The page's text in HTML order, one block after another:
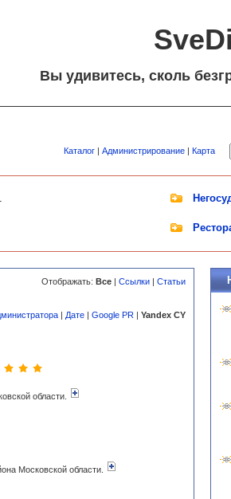
Вы удивитесь, сколь
Каталог | Администрирование | Карта
Отображать: Все | Ссылки | Статьи
| Дате | Google PR | Yandex CY
области.
Московской области.